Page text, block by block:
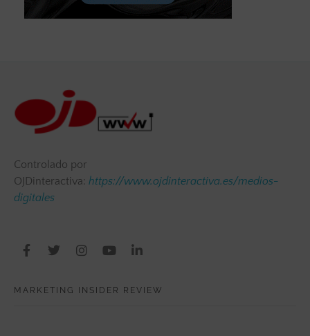
Controlado por
OJDinteractiva: https://www.ojdinteractiva.es/medios-
digitales
MARKETING INSIDER REVIEW